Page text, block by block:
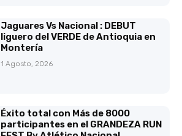
Jaguares Vs Nacional : DEBUT
liguero del VERDE de Antioquia en
Montería
1 Agosto, 2026
Éxito total con Más de 8000
participantes en el GRANDEZA RUN